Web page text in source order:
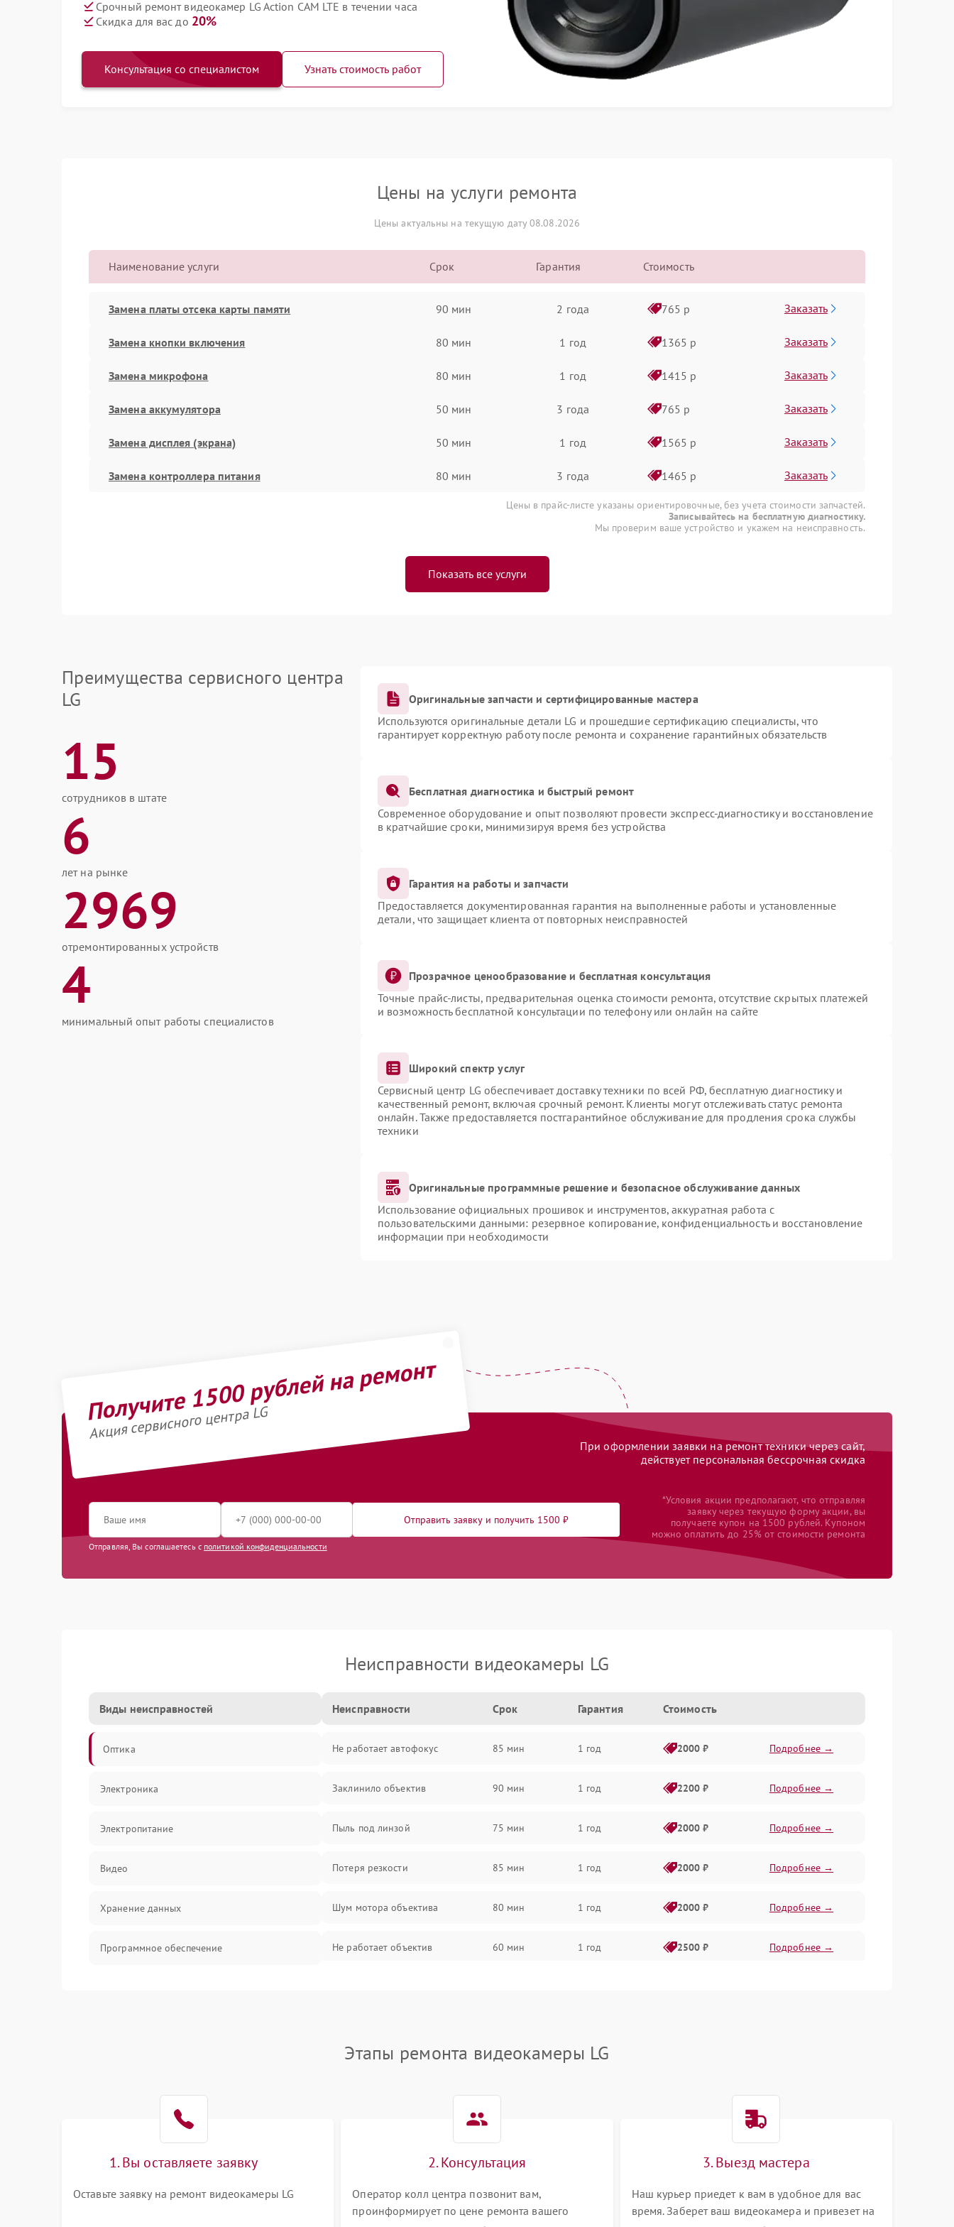
Срочный ремонт видеокамер LG Action CAM LTE в течении часа
Скидка для вас до 20%
Консультация со специалистом Узнать стоимость работ
Цены на услуги ремонта
Цены актуальны на текущую дату 08.08.2026
Наименование услуги Срок Гарантия Стоимость
Замена платы отсека карты памяти 90 мин 2 года 765 р Заказать
Замена кнопки включения 80 мин 1 год 1365 р Заказать
Замена микрофона 80 мин 1 год 1415 р Заказать
Замена аккумулятора 50 мин 3 года 765 р Заказать
Замена дисплея (экрана) 50 мин 1 год 1565 р Заказать
Замена контроллера питания 80 мин 3 года 1465 р Заказать
Цены в прайс-листе указаны ориентировочные, без учета стоимости запчастей.
Записывайтесь на бесплатную диагностику.
Мы проверим ваше устройство и укажем на неисправность.
Показать все услуги
Преимущества сервисного центра
LG
15
сотрудников в штате
6
лет на рынке
2969
отремонтированных устройств
4
минимальный опыт работы специалистов
Оригинальные запчасти и сертифицированные мастера
Используются оригинальные детали LG и прошедшие сертификацию специалисты, что
гарантирует корректную работу после ремонта и сохранение гарантийных обязательств
Бесплатная диагностика и быстрый ремонт
Современное оборудование и опыт позволяют провести экспресс-диагностику и восстановление
в кратчайшие сроки, минимизируя время без устройства
Гарантия на работы и запчасти
Предоставляется документированная гарантия на выполненные работы и установленные
детали, что защищает клиента от повторных неисправностей
Прозрачное ценообразование и бесплатная консультация
Точные прайс-листы, предварительная оценка стоимости ремонта, отсутствие скрытых платежей
и возможность бесплатной консультации по телефону или онлайн на сайте
Широкий спектр услуг
Сервисный центр LG обеспечивает доставку техники по всей РФ, бесплатную диагностику и
качественный ремонт, включая срочный ремонт. Клиенты могут отслеживать статус ремонта
онлайн. Также предоставляется постгарантийное обслуживание для продления срока службы
техники
Оригинальные программные решение и безопасное обслуживание данных
Использование официальных прошивок и инструментов, аккуратная работа с
пользовательскими данными: резервное копирование, конфиденциальность и восстановление
информации при необходимости
Получите 1500 рублей на ремонт
Акция сервисного центра LG
При оформлении заявки на ремонт техники через сайт,
действует персональная бессрочная скидка
Отправить заявку и получить 1500 ₽
Отправляя, Вы соглашаетесь с политикой конфиденциальности
*Условия акции предполагают, что отправляя
заявку через текущую форму акции, вы
получаете купон на 1500 рублей. Купоном
можно оплатить до 25% от стоимости ремонта
Неисправности видеокамеры LG
Виды неисправностей
Оптика
Электроника
Электропитание
Видео
Хранение данных
Программное обеспечение
Неисправности Срок Гарантия Стоимость
Не работает автофокус 85 мин 1 год 2000 ₽ Подробнее →
Заклинило объектив 90 мин 1 год 2200 ₽ Подробнее →
Пыль под линзой 75 мин 1 год 2000 ₽ Подробнее →
Потеря резкости 85 мин 1 год 2000 ₽ Подробнее →
Шум мотора объектива 80 мин 1 год 2000 ₽ Подробнее →
Не работает объектив 60 мин 1 год 2500 ₽ Подробнее →
Плохое качество изображения
Этапы ремонта видеокамеры LG
1. Вы оставляете заявку
Оставьте заявку на ремонт видеокамеры LG
2. Консультация
Оператор колл центра позвонит вам,
проинформирует по цене ремонта вашего
3. Выезд мастера
Наш курьер приедет к вам в удобное для вас
время. Заберет ваш видеокамера и привезет на